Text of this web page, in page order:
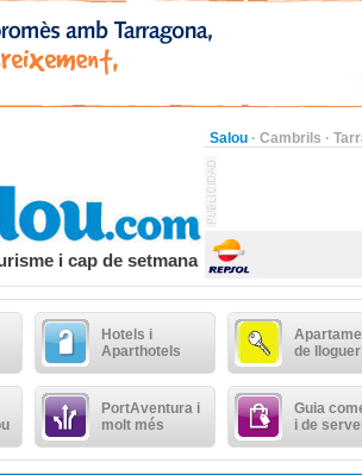
Salou · Cambrils ·
i cap de setmana
Hotels i
Aparthotels
de lloguer
PortAventura i
molt més
Guia
i de